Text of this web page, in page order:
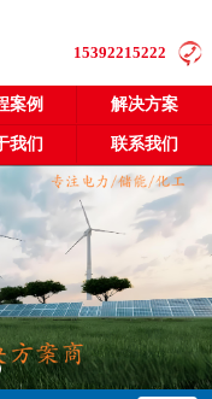
15392215222
案例 解决方案
我们 联系我们